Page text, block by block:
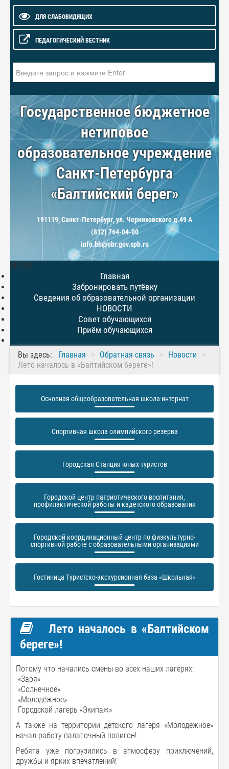
ДЛЯ СЛАБОВИДЯЩИХ
ПЕДАГОГИЧЕСКИЙ ВЕСТНИК
Государственное бюджетное
нетиповое
образовательное учреждение
Санкт-Петербурга
«Балтийский берег»
191119, Санкт-Петербург, ул. Черняховского д.49 А
(812) 764-04-00
info.bb@obr.gov.spb.ru
МЕНЮ
Главная
Забронировать путёвку
Сведения об образовательной организации
НОВОСТИ
Совет обучающихся
Приём обучающихся
Вы здесь: Главная Обратная связь
Новости
Лето началось в «Балтийском береге»!
Основная общеобразовательная школа-интернат
Спортивная школа олимпийского резерва
Городская Станция юных туристов
Городской центр патриотического воспитания,
профилактической работы и кадетского образования
Городской координационный центр по физкультурно-
спортивной работе с образовательными организациями
Гостиница Туристско-экскурсионная база «Школьная»
Лето началось в «Балтийском
береге»!
Потому что начались смены во всех наших лагерях:
«Заря»
«Солнечное»
«Молодёжное»
Городской лагерь «Экипаж»
А также на территории детского лагеря «Молодежное»
начал работу палаточный полигон!
Ребята уже погрузились в атмосферу приключений,
дружбы и ярких впечатлений!